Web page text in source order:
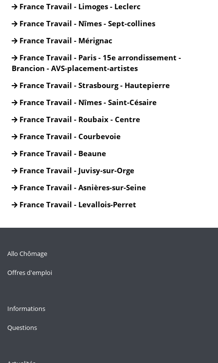
France Travail - Limoges - Leclerc
France Travail - Nîmes - Sept-collines
France Travail - Mérignac
France Travail - Paris - 15e arrondissement -
Brancion - AVS-placement-artistes
France Travail - Strasbourg - Hautepierre
France Travail - Nîmes - Saint-Césaire
France Travail - Roubaix - Centre
France Travail - Courbevoie
France Travail - Beaune
France Travail - Juvisy-sur-Orge
France Travail - Asnières-sur-Seine
France Travail - Levallois-Perret
Allo Chômage
Offres d'emploi
Informations
Questions